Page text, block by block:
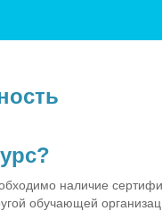
наличие
обучающей